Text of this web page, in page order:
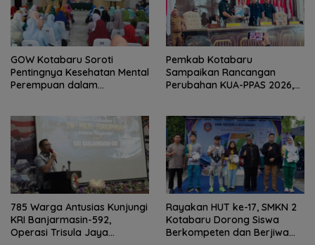
GOW Kotabaru Soroti
Pentingnya Kesehatan Mental
Perempuan dalam
Pemkab Kotabaru
Sampaikan Rancangan
Perubahan KUA-PPAS 2026,
785 Warga Antusias Kunjungi
KRI Banjarmasin-592,
Operasi Trisula Jaya
Rayakan HUT ke-17, SMKN 2
Kotabaru Dorong Siswa
Berkompeten dan Berjiwa